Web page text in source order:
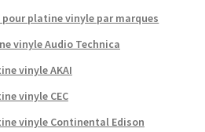
platine vinyle par marques
vinyle Audio Technica
vinyle AKAI
vinyle CEC
vinyle Continental Edison